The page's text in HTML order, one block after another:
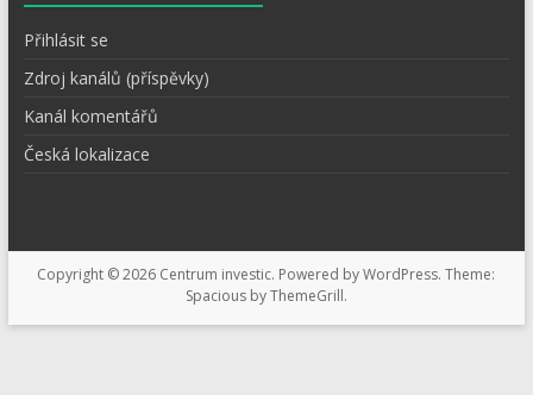
Přihlásit se
Zdroj kanálů (příspěvky)
Kanál komentářů
Česká lokalizace
Copyright © 2026 Centrum investic. Powered byWordPress. Theme:
Spacious byThemeGrill.